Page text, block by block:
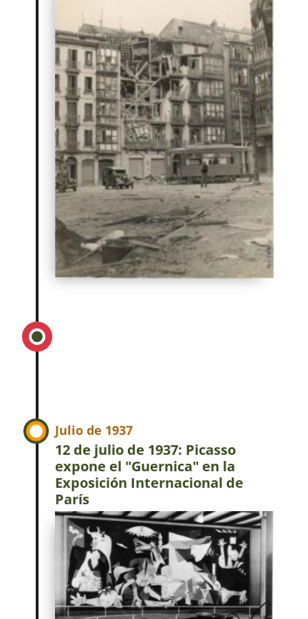
Julio de 1937
12 de julio de 1937: Picasso
expone el "Guernica" en la
Exposición Internacional de
París